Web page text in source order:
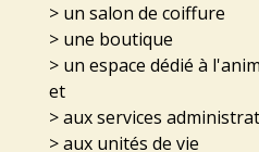
> un salon de coiffure
> une boutique
> un espace dédié à
et
> aux services
> aux unités de vie